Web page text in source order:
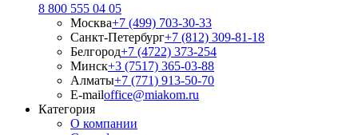
8 800 555 04 05
Москва+7 (499) 703-30-33
Санкт-Петербург+7 (812) 309-81-18
Белгород+7 (4722) 373-254
Минск+3 (7517) 365-03-88
Алматы+7 (771) 913-50-70
E-mailoffice@miakom.ru
Категория
О компании